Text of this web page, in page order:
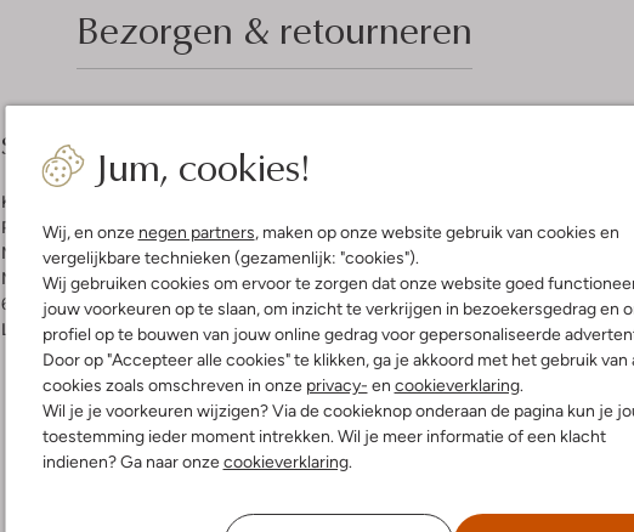
Jum, cookies!
Wij, en onze negen partners, maken op onze website gebruik van cookies en
vergelijkbare technieken (gezamenlijk: "cookies").
Wij gebruiken cookies om ervoor te zorgen dat onze website goed
jouw voorkeuren op te slaan, om inzicht te verkrijgen in bezoekersgedrag en
profiel op te bouwen van jouw online gedrag voor gepersonaliseerde
Door op "Accepteer alle cookies" te klikken, ga je akkoord met het gebruik van
cookies zoals omschreven in onze privacy- en cookieverklaring.
Wil je je voorkeuren wijzigen? Via de cookieknop onderaan de pagina kun je
toestemming ieder moment intrekken. Wil je meer informatie of een klacht
indienen? Ga naar onzecookieverklaring.
Bezorgen & retourneren
Samenstelling & Pasvorm
Kleur:
Patroon: Effen
Materiaal:Tencel
Materiaalpercentages:
65% Tencel En 35% Polyester
Lengte: Half Lang
Strijken op maximaal 110 °C
Kan niet in de droogtrommel
Niet chemisch reinigen
Niet bleken